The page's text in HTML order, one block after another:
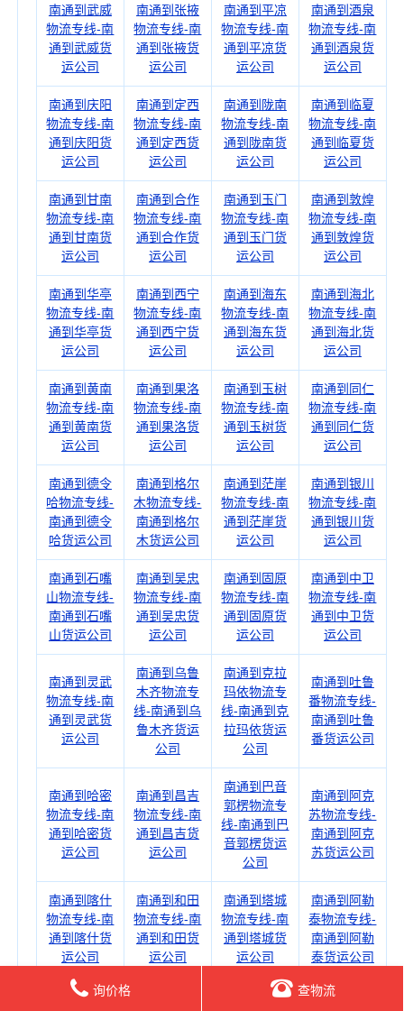
南通到武威
物流专线-南
通到武威货
运公司
南通到张掖
物流专线-南
通到张掖货
运公司
南通到平凉
物流专线-南
通到平凉货
运公司
南通到酒泉
物流专线-南
通到酒泉货
运公司
南通到庆阳
物流专线-南
通到庆阳货
运公司
南通到定西
物流专线-南
通到定西货
运公司
南通到陇南
物流专线-南
通到陇南货
运公司
南通到临夏
物流专线-南
通到临夏货
运公司
南通到甘南
物流专线-南
通到甘南货
运公司
南通到合作
物流专线-南
通到合作货
运公司
南通到玉门
物流专线-南
通到玉门货
运公司
南通到敦煌
物流专线-南
通到敦煌货
运公司
南通到华亭
物流专线-南
通到华亭货
运公司
南通到西宁
物流专线-南
通到西宁货
运公司
南通到海东
物流专线-南
通到海东货
运公司
南通到海北
物流专线-南
通到海北货
运公司
南通到黄南
物流专线-南
通到黄南货
运公司
南通到果洛
物流专线-南
通到果洛货
运公司
南通到玉树
物流专线-南
通到玉树货
运公司
南通到同仁
物流专线-南
通到同仁货
运公司
南通到德令
哈物流专线-
南通到德令
哈货运公司
南通到格尔
木物流专线-
南通到格尔
木货运公司
南通到茫崖
物流专线-南
通到茫崖货
运公司
南通到银川
物流专线-南
通到银川货
运公司
南通到石嘴
山物流专线-
南通到石嘴
山货运公司
南通到吴忠
物流专线-南
通到吴忠货
运公司
南通到固原
物流专线-南
通到固原货
运公司
南通到中卫
物流专线-南
通到中卫货
运公司
南通到灵武
物流专线-南
通到灵武货
运公司
南通到乌鲁
木齐物流专
线-南通到乌
鲁木齐货运
公司
南通到克拉
玛依物流专
线-南通到克
拉玛依货运
公司
南通到吐鲁
番物流专线-
南通到吐鲁
番货运公司
南通到哈密
物流专线-南
通到哈密货
运公司
南通到昌吉
物流专线-南
通到昌吉货
运公司
南通到巴音
郭楞物流专
线-南通到巴
音郭楞货运
公司
南通到阿克
苏物流专线-
南通到阿克
苏货运公司
南通到喀什
物流专线-南
通到喀什货
运公司
南通到和田
物流专线-南
通到和田货
运公司
南通到塔城
物流专线-南
通到塔城货
运公司
南通到阿勒
泰物流专线-
南通到阿勒
泰货运公司
南通到图木
询价格 查物流